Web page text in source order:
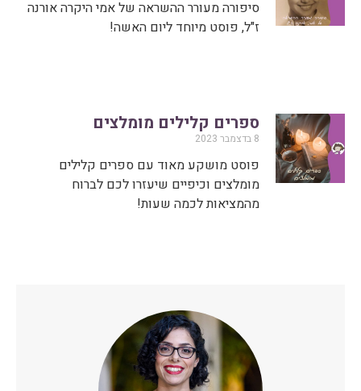
סיפורה מעורר ההשראה של אמי היקרה אורנה
ז"ל, פוסט מיוחד ליום האשה!
ספרים קלילים מומלצים
8 בדצמבר 2023
פוסט מושקע מאוד עם ספרים קלילים
מומלצים וכיפיים שיעזרו לכם לברוח
מהמציאות לכמה שעות!